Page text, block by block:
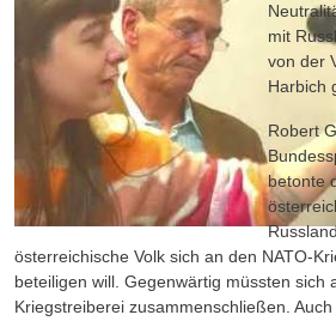
mit
von der
Harbich
Robert
betonte
österreichische Volk sich an den NATO-
beteiligen will. Gegenwärtig müssten sich
Kriegstreiberei zusammenschließen.